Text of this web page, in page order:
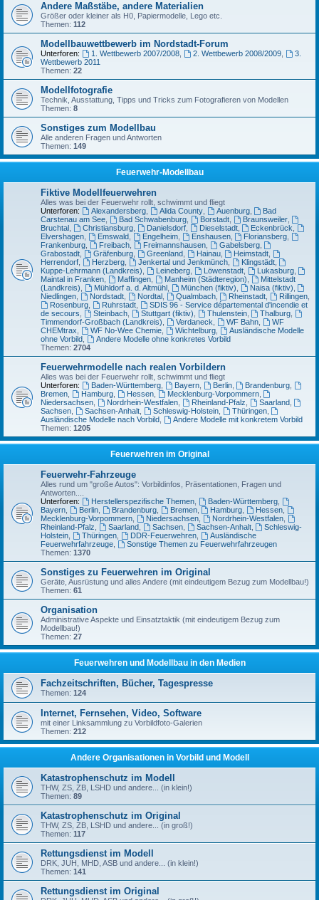
Andere Maßstäbe, andere Materialien
Größer oder kleiner als H0, Papiermodelle, Lego etc.
Themen: 112
Modellbauwettbewerb im Nordstadt-Forum
Unterforen: 1. Wettbewerb 2007/2008, 2. Wettbewerb 2008/2009,
3.
Wettbewerb 2011
Themen: 22
Modellfotografie
Technik, Ausstattung, Tipps und Tricks zum Fotografieren von Modellen
Themen: 8
Sonstiges zum Modellbau
Alle anderen Fragen und Antworten
Themen: 149
Feuerwehr-Modellbau
Fiktive Modellfeuerwehren
Alles was bei der Feuerwehr rollt, schwimmt und fliegt
Unterforen:
Alexandersberg, Alida County, Auenburg,
Bad
Carstenau am See
Bad Schwabenburg, Borstadt, Braunsweiler,
Bruchtal
Christiansburg, Danielsdorf, Dieselstadt, Eckenbrück
Elvershagen
Emswald, Engelheim, Enshausen, Floriansberg
Frankenburg
Freibach, Freimannshausen, Gabelsberg,
Grabostadt
Gräfenburg, Greenland, Hainau, Heimstadt
Herrendorf
Herzberg, Jenkertal und Jenkmünch, Klingstädt,
Kuppe-Lehrmann (Landkreis)
Leineberg, Löwenstadt, Lukasburg,
Maintal in Franken
Maffingen, Manheim (Städteregion)
Mittelstadt
(Landkreis)
Mühldorf a. d. Altmühl, München (fiktiv) Naisa (fiktiv)
Niedlingen
Nordstadt, Nordtal, Qualmbach, Rheinstadt Rillingen
Rosenburg, Ruhrstadt,
SDIS 96 - Service départemental d'incendie et
de secours
Steinbach, Stuttgart (fiktiv) Thulenstein, Thalburg
Timmendorf-Großbach (Landkreis)
Verdaneck WF Bahn,
WF
CHEMtrax
WF No-Wee Chemie, Wichtelburg,
Ausländische Modelle
ohne Vorbild
Andere Modelle ohne konkretes Vorbild
Themen: 2704
Feuerwehrmodelle nach realen Vorbildern
Alles was bei der Feuerwehr rollt, schwimmt und fliegt
Unterforen:
Baden-Württemberg, Bayern, Berlin, Brandenburg
Bremen
Hamburg, Hessen, Mecklenburg-Vorpommern,
Niedersachsen
Nordrhein-Westfalen, Rheinland-Pfalz Saarland,
Sachsen
Sachsen-Anhalt, Schleswig-Holstein, Thüringen,
Ausländische Modelle nach Vorbild
Andere Modelle mit konkretem Vorbild
Themen: 1205
Feuerwehren im Original
Feuerwehr-Fahrzeuge
Alles rund um "große Autos": Vorbildinfos, Präsentationen, Fragen und
Antworten....
Unterforen:
Herstellerspezifische Themen, Baden-Württemberg,
Bayern
Berlin, Brandenburg, Bremen, Hamburg Hessen
Mecklenburg-Vorpommern
Niedersachsen, Nordrhein-Westfalen,
Rheinland-Pfalz
Saarland, Sachsen, Sachsen-Anhalt,
Schleswig-
Holstein
Thüringen, DDR-Feuerwehren,
Ausländische
Feuerwehrfahrzeuge
Sonstige Themen zu Feuerwehrfahrzeugen
Themen: 1370
Sonstiges zu Feuerwehren im Original
Geräte, Ausrüstung und alles Andere (mit eindeutigem Bezug zum Modellbau!)
Themen: 61
Organisation
Administrative Aspekte und Einsatztaktik (mit eindeutigem Bezug zum
Modellbau!)
Themen: 27
Feuerwehren und Modellbau in den Medien
Fachzeitschriften, Bücher, Tagespresse
Themen: 124
Internet, Fernsehen, Video, Software
mit einer Linksammlung zu Vorbildfoto-Galerien
Themen: 212
Andere Organisationen in Vorbild und Modell
Katastrophenschutz im Modell
THW, ZS, ZB, LSHD und andere... (in klein!)
Themen: 89
Katastrophenschutz im Original
THW, ZS, ZB, LSHD und andere... (in groß!)
Themen: 117
Rettungsdienst im Modell
DRK, JUH, MHD, ASB und andere... (in klein!)
Themen: 141
Rettungsdienst im Original